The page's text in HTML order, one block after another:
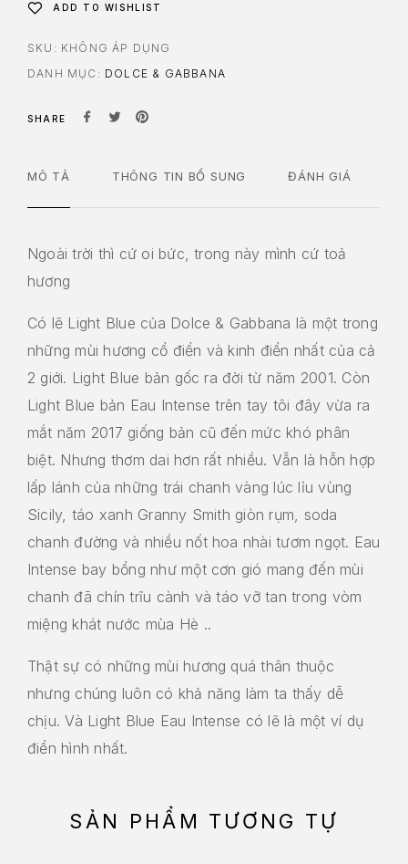
ADD TO WISHLIST
SKU: KHÔNG ÁP DỤNG
DANH MỤC: DOLCE & GABBANA
SHARE
MÔ TẢ THÔNG TIN BỔ SUNG ĐÁNH GIÁ
Ngoài trời thì cứ oi bức, trong này mình cứ toả
hương
Có lẽ Light Blue của Dolce & Gabbana là một trong
những mùi hương cổ điển và kinh điển nhất của cả
2 giới. Light Blue bản gốc ra đời từ năm 2001. Còn
Light Blue bản Eau Intense trên tay tôi đây vừa ra
mắt năm 2017 giống bản cũ đến mức khó phân
biệt. Nhưng thơm dai hơn rất nhiều. Vẫn là hỗn hợp
lấp lánh của những trái chanh vàng lúc lỉu vùng
Sicily, táo xanh Granny Smith giòn rụm, soda
chanh đường và nhiều nốt hoa nhài tươm ngọt. Eau
Intense bay bổng như một cơn gió mang đến mùi
chanh đã chín trĩu cành và táo vỡ tan trong vòm
miệng khát nước mùa Hè ..
Thật sự có những mùi hương quá thân thuộc
nhưng chúng luôn có khả năng làm ta thấy dễ
chịu. Và Light Blue Eau Intense có lẽ là một ví dụ
điển hình nhất.
SẢN PHẨM TƯƠNG TỰ